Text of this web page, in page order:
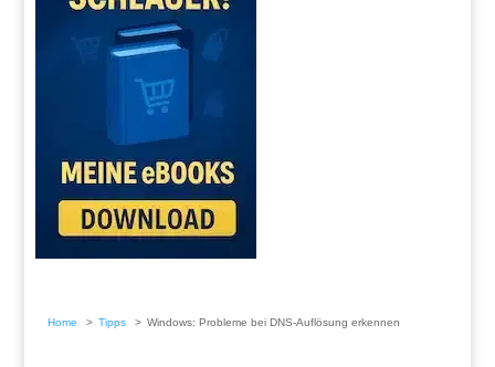
Home Tipps Windows: Probleme bei DNS-Auflösung erkennen